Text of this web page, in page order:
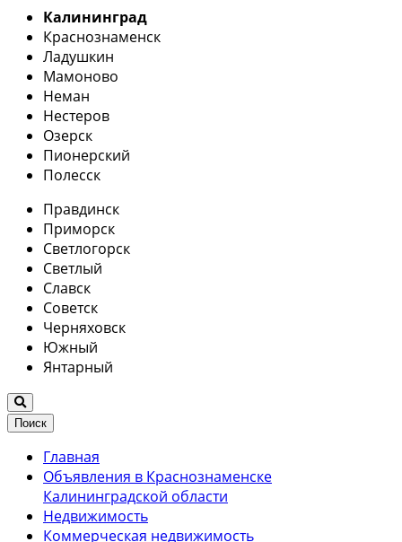
Калининград
Краснознаменск
Ладушкин
Мамоново
Неман
Нестеров
Озерск
Пионерский
Полесск
Правдинск
Приморск
Светлогорск
Светлый
Славск
Советск
Черняховск
Южный
Янтарный
Поиск
Главная
Объявления в Краснознаменске
Калининградской области
Недвижимость
Коммерческая недвижимость